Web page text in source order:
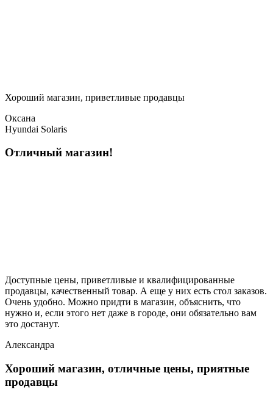
Хороший магазин, приветливые продавцы
Оксана
Hyundai Solaris
Отличный магазин!
Доступные цены, приветливые и квалифицированные
продавцы, качественный товар. А еще у них есть стол заказов.
Очень удобно. Можно придти в магазин, объяснить, что
нужно и, если этого нет даже в городе, они обязательно вам
это достанут.
Александра
Хороший магазин, отличные цены, приятные
продавцы